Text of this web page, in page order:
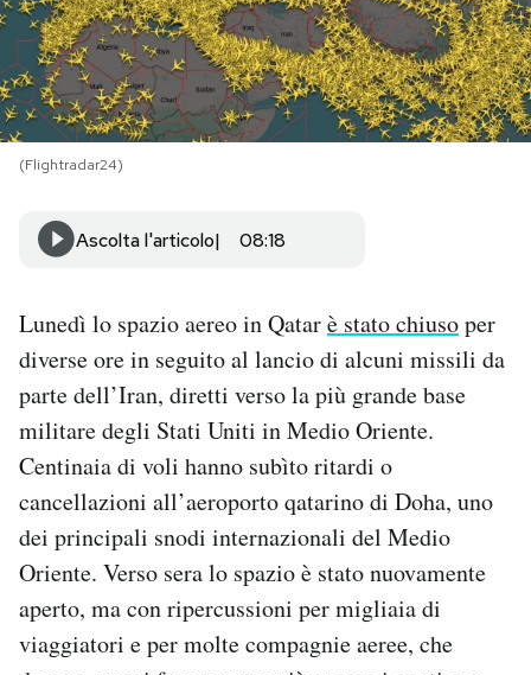
PODCAST
NEWSLETTER
I MIEI PREFERITI
SHOP
CALENDARIO
AREA PERSONALE
Area Personale
Notifiche mobile
Regala il Post
Hai bisogno di aiuto?
Esci
(Flightradar24)
Ascolta l'articolo 08:18
Lunedì lo spazio aereo in Qatarè stato chiusoper
diverse ore in seguito al lancio di alcuni missili da
parte dell’Iran, diretti verso la più grande base
militare degli Stati Uniti in Medio Oriente.
Centinaia di voli hanno subìto ritardi o
cancellazioni all’aeroporto qatarino di Doha, uno
dei principali snodi internazionali del Medio
Oriente. Verso sera lo spazio è stato nuovamente
aperto, ma con ripercussioni per migliaia di
viaggiatori e per molte compagnie aeree, che